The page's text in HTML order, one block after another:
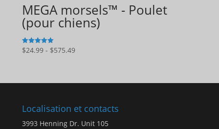
MEGA morsels™ - Poulet
(pour chiens)
5
sur 5
$24.99 - $575.49Gamme
:
à
Localisation et contacts
3993 Henning Dr. Unit 105